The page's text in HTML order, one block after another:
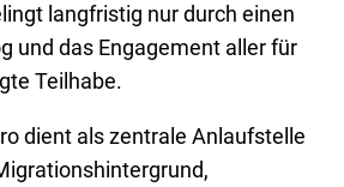
langfristig nur durch einen
und das Engagement aller für
Teilhabe.
dient als zentrale Anlaufstelle